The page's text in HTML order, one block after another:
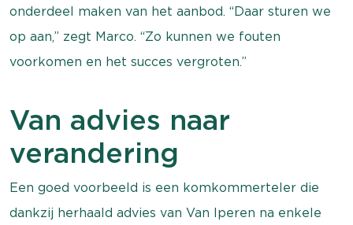
onderdeel maken van het aanbod. “Daar sturen we
op aan,” zegt Marco. “Zo kunnen we fouten
voorkomen en het succes vergroten.”
Van advies naar
verandering
Een goed voorbeeld is een komkommerteler die
dankzij herhaald advies van Van Iperen na enkele